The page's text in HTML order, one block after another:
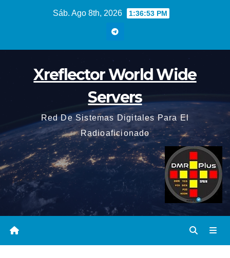
Sáb. Ago 8th, 2026 1:36:54 PM
Xreflector World Wide
Servers
Red De Sistemas Digitales Para El
Radioaficionado